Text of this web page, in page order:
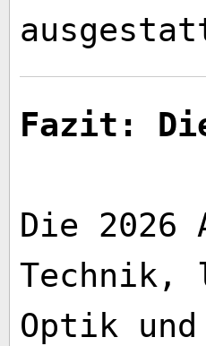
Fazit:
Die
Technik,
Optik